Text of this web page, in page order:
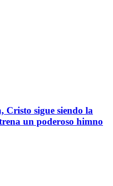
Cristo sigue siendo la
un poderoso himno